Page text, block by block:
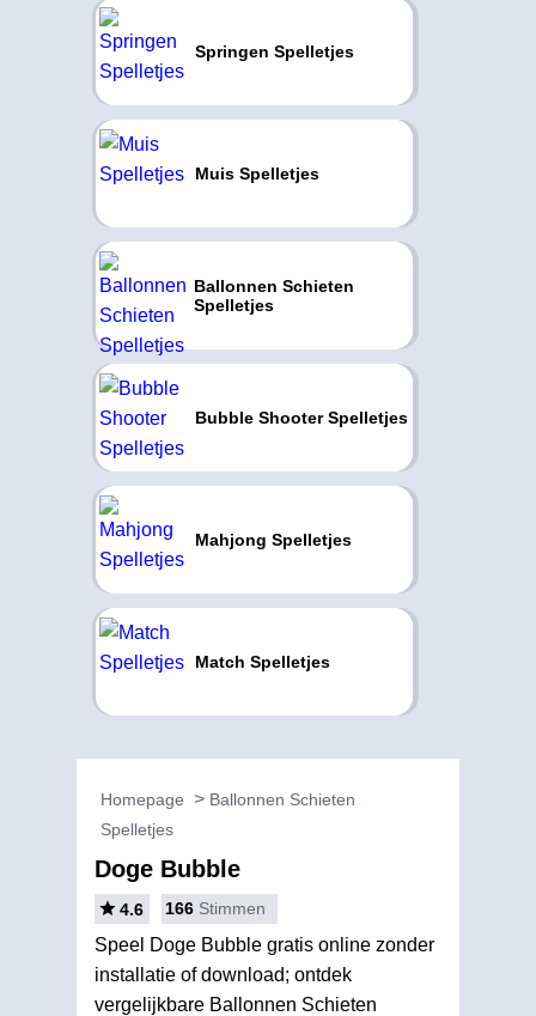
Springen Spelletjes
Muis Spelletjes
Ballonnen Schieten
Spelletjes
Bubble Shooter Spelletjes
Mahjong Spelletjes
Match Spelletjes
Homepage
Ballonnen Schieten
Spelletjes
Doge Bubble
4.6 166 Stimmen
Speel Doge Bubble gratis online zonder
installatie of download; ontdek
vergelijkbare Ballonnen Schieten